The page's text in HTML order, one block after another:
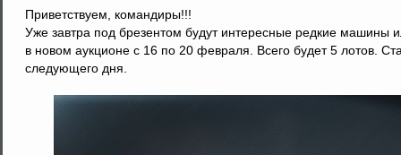
Приветствуем, командиры!!!
Уже завтра под брезентом будут интересные редкие машины
в новом аукционе с 16 по 20 февраля. Всего будет 5 лотов.
следующего дня.